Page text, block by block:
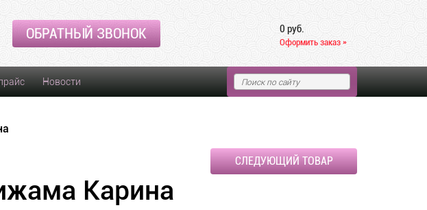
ОБРАТНЫЙ ЗВОНОК 0 руб.
Оформить заказ »
Новости
СЛЕДУЮЩИЙ ТОВАР
Карина